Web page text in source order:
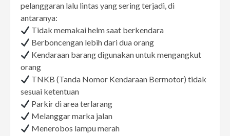
pelanggaran lalu lintas yang sering terjadi, di
antaranya:
Tidak memakai helm saat berkendara
Berboncengan lebih dari dua orang
Kendaraan barang digunakan untuk mengangkut
orang
TNKB (Tanda Nomor Kendaraan Bermotor) tidak
sesuai ketentuan
Parkir di area terlarang
Melanggar marka jalan
Menerobos lampu merah